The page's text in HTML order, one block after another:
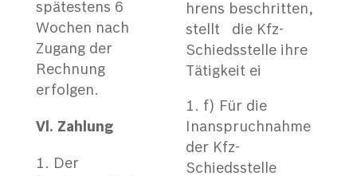
spätestens 6
Wochen nach
Zugang der
Rechnung
erfolgen.
Vl. Zahlung
Der
hrens beschritten,
stellt die Kfz-
Schiedsstelle ihre
Tätigkeit ei
f) Für die
Inanspruchnahme
der Kfz-
Schiedsstelle